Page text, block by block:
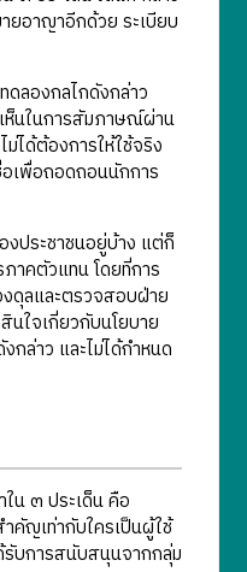
ยอาญาอีกด้วย ระเบียบ
ลองกลไกดังกล่าว
ห็นในการสัมภาษณ์ผ่าน
ได้ต้องการให้ใช้จริง
อเพื่อถอดถอนนักการ
งประชาชนอยู่บ้าง แต่ก็
าคตัวแทน โดยที่การ
ดุลและตรวจสอบฝ่าย
นใจเกี่ยวกับนโยบาย
กล่าว และไม่ได้กำหนด
น ๓ ประเด็น คือ
คัญเท่ากับใครเป็นผู้ใช้
รับการสนับสนุนจากกลุ่ม